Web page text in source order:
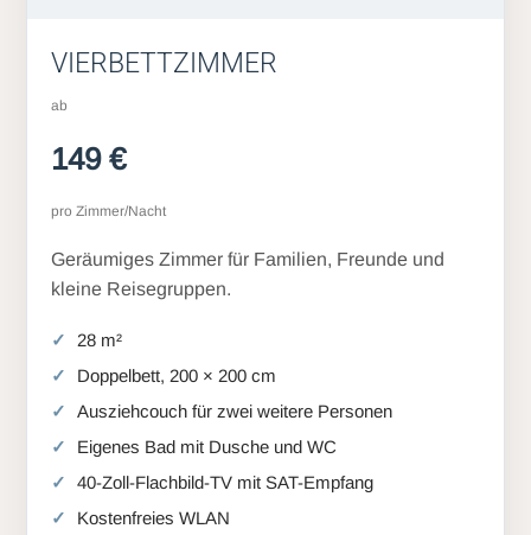
VIERBETTZIMMER
ab
149 €
pro Zimmer/Nacht
Geräumiges Zimmer für Familien, Freunde und
kleine Reisegruppen.
28 m²
Doppelbett, 200 × 200 cm
Ausziehcouch für zwei weitere Personen
Eigenes Bad mit Dusche und WC
40-Zoll-Flachbild-TV mit SAT-Empfang
Kostenfreies WLAN